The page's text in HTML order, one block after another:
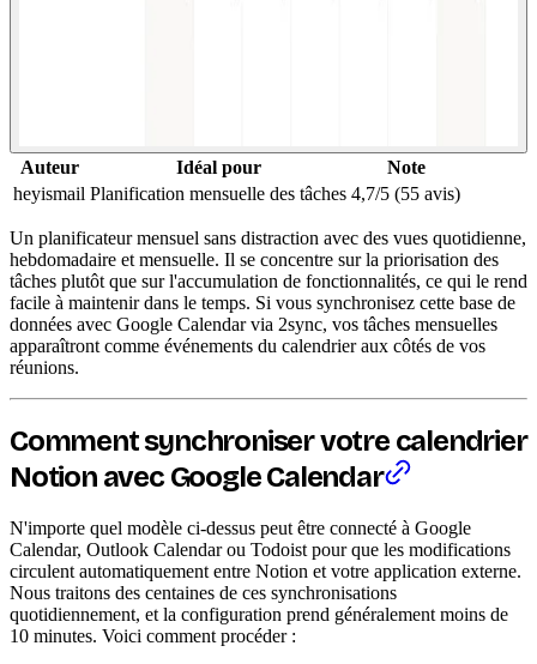
Auteur Idéal pour
Note
heyismail Planification mensuelle des tâches 4,7/5 (55 avis)
Un planificateur mensuel sans distraction avec des vues quotidienne,
hebdomadaire et mensuelle. Il se concentre sur la priorisation des
tâches plutôt que sur l'accumulation de fonctionnalités, ce qui le rend
facile à maintenir dans le temps. Si vous synchronisez cette base de
données avec Google Calendar via 2sync, vos tâches mensuelles
apparaîtront comme événements du calendrier aux côtés de vos
réunions.
Comment synchroniser votre calendrier
Notion avec Google Calendar
N'importe quel modèle ci-dessus peut être connecté à Google
Calendar, Outlook Calendar ou Todoist pour que les modifications
circulent automatiquement entre Notion et votre application externe.
Nous traitons des centaines de ces synchronisations
quotidiennement, et la configuration prend généralement moins de
10 minutes. Voici comment procéder :